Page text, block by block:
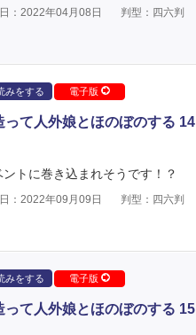
：2022年04月08日 判型：四六判
みをする 電子版
て人外娘とほのぼのする 14
トに巻き込まれそうです！？
：2022年09月09日 判型：四六判
みをする 電子版
て人外娘とほのぼのする 15